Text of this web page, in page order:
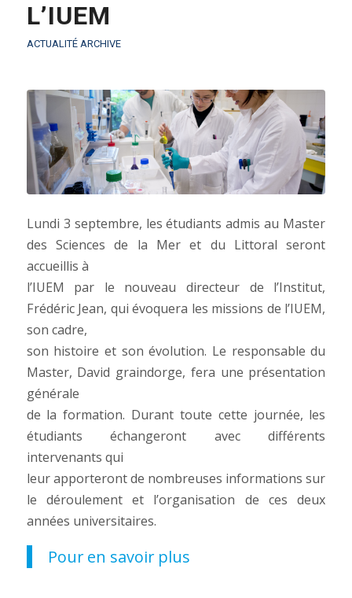
L’IUEM
ACTUALITÉ ARCHIVE
Lundi 3 septembre, les étudiants admis au Master
des Sciences de la Mer et du Littoral seront
accueillis à
l’IUEM par le nouveau directeur de l’Institut,
Frédéric Jean, qui évoquera les missions de l’IUEM,
son cadre,
son histoire et son évolution. Le responsable du
Master, David graindorge, fera une présentation
générale
de la formation. Durant toute cette journée, les
étudiants échangeront avec différents
intervenants qui
leur apporteront de nombreuses informations sur
le déroulement et l’organisation de ces deux
années universitaires.
Pour en savoir plus